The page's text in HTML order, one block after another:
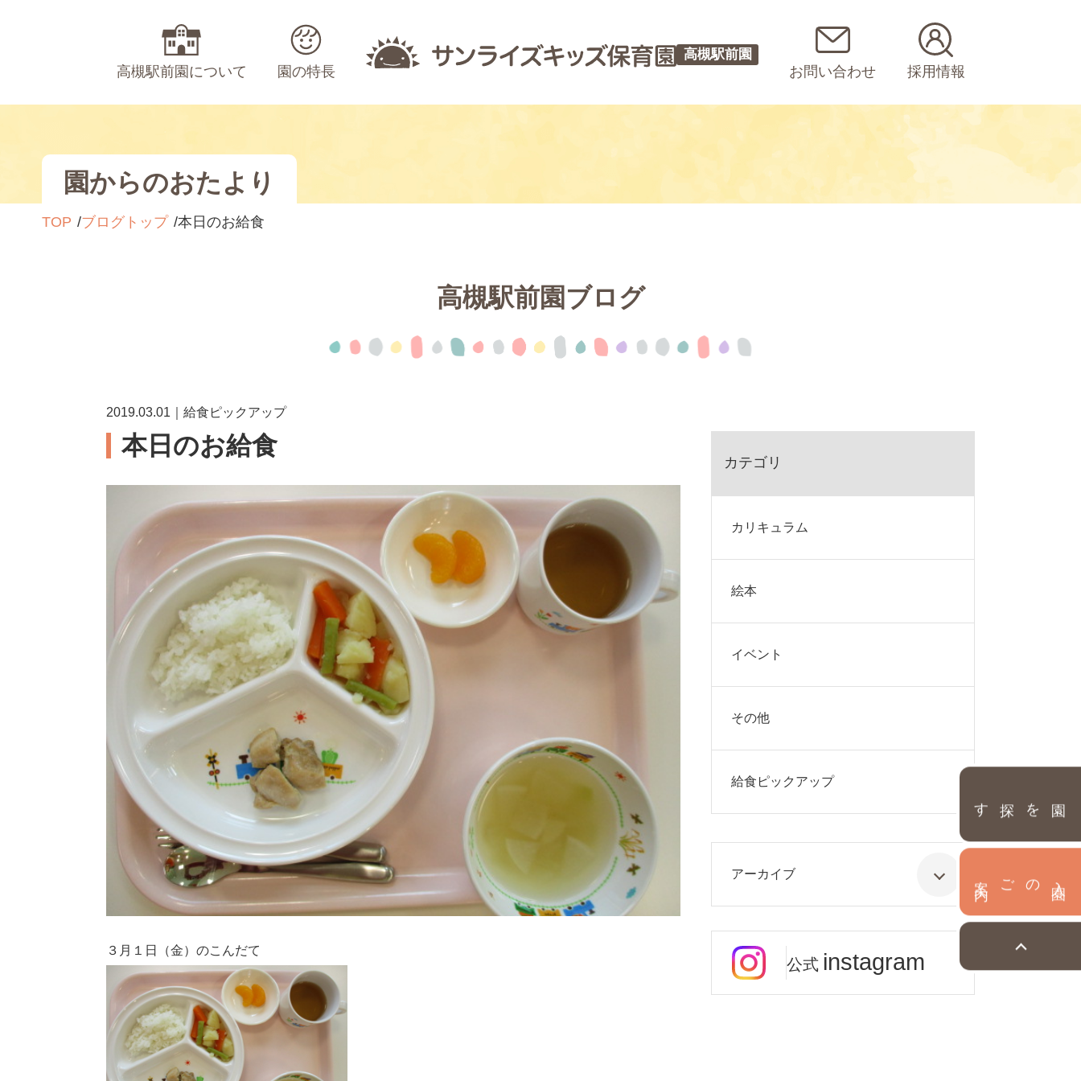
高槻駅前園について 園の特長
高槻駅前園
お問い合わせ 採用情報
園を探す
園からのおたより
TOP ブログトップ 本日のお給食
高槻駅前園ブログ
2019.03.01｜給食ピックアップ
本日のお給食
３月１日（金）のこんだて
カテゴリ
カリキュラム
絵本
イベント
その他
給食ピックアップ
アーカイブ
公式 instagram